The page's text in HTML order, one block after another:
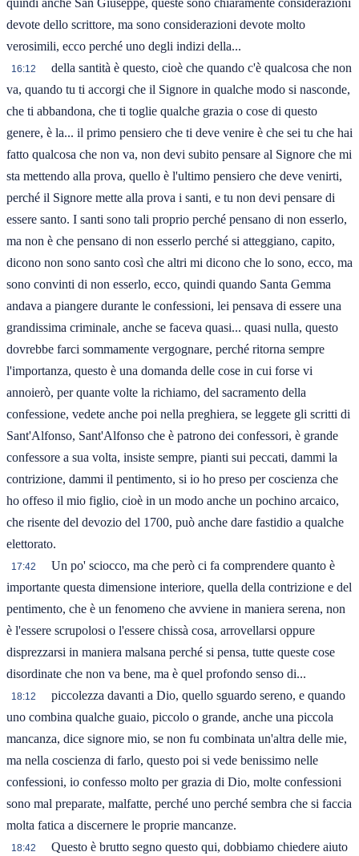
quindi anche San Giuseppe, queste sono chiaramente considerazioni
devote dello scrittore, ma sono considerazioni devote molto
verosimili, ecco perché uno degli indizi della...
16:12
della santità è questo, cioè che quando c'è qualcosa che non
va, quando tu ti accorgi che il Signore in qualche modo si nasconde,
che ti abbandona, che ti toglie qualche grazia o cose di questo
genere, è la... il primo pensiero che ti deve venire è che sei tu che hai
fatto qualcosa che non va, non devi subito pensare al Signore che mi
sta mettendo alla prova, quello è l'ultimo pensiero che deve venirti,
perché il Signore mette alla prova i santi, e tu non devi pensare di
essere santo. I santi sono tali proprio perché pensano di non esserlo,
ma non è che pensano di non esserlo perché si atteggiano, capito,
dicono non sono santo così che altri mi dicono che lo sono, ecco, ma
sono convinti di non esserlo, ecco, quindi quando Santa Gemma
andava a piangere durante le confessioni, lei pensava di essere una
grandissima criminale, anche se faceva quasi... quasi nulla, questo
dovrebbe farci sommamente vergognare, perché ritorna sempre
l'importanza, questo è una domanda delle cose in cui forse vi
annoierò, per quante volte la richiamo, del sacramento della
confessione, vedete anche poi nella preghiera, se leggete gli scritti di
Sant'Alfonso, Sant'Alfonso che è patrono dei confessori, è grande
confessore a sua volta, insiste sempre, pianti sui peccati, dammi la
contrizione, dammi il pentimento, si io ho preso per coscienza che
ho offeso il mio figlio, cioè in un modo anche un pochino arcaico,
che risente del devozio del 1700, può anche dare fastidio a qualche
elettorato.
17:42
Un po' sciocco, ma che però ci fa comprendere quanto è
importante questa dimensione interiore, quella della contrizione e del
pentimento, che è un fenomeno che avviene in maniera serena, non
è l'essere scrupolosi o l'essere chissà cosa, arrovellarsi oppure
disprezzarsi in maniera malsana perché si pensa, tutte queste cose
disordinate che non va bene, ma è quel profondo senso di...
18:12
piccolezza davanti a Dio, quello sguardo sereno, e quando
uno combina qualche guaio, piccolo o grande, anche una piccola
mancanza, dice signore mio, se non fu combinata un'altra delle mie,
ma nella coscienza di farlo, questo poi si vede benissimo nelle
confessioni, io confesso molto per grazia di Dio, molte confessioni
sono mal preparate, malfatte, perché uno perché sembra che si faccia
molta fatica a discernere le proprie mancanze.
18:42
Questo è brutto segno questo qui, dobbiamo chiedere aiuto